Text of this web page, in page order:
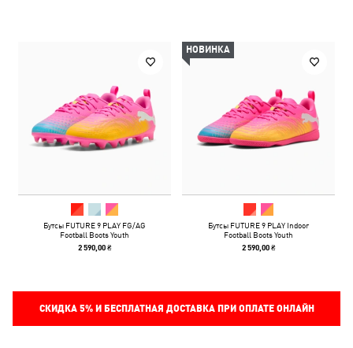
Бутсы FUTURE 9 PLAY FG/AG
Football Boots Youth
2 590,00 ₴
НОВИНКА
Бутсы FUTURE 9 PLAY Indoor
Football Boots Youth
2 590,00 ₴
СКИДКА 5%И БЕСПЛАТНАЯ ДОСТАВКА ПРИ ОПЛАТЕ ОНЛАЙН